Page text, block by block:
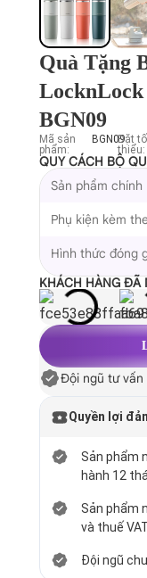
Quà Tặng
LocknLock
BGN09
Mã sản
phẩm:
BGN09Đặt
thiểu:
QUY CÁCH BỘ
Sản phẩm chính
Phụ kiện kèm
Hình thức đóng
KHÁCH HÀNG ĐÃ
Đội ngũ tư vấn
Quyền lợi
Sản phẩm
hành 12
Sản phẩm
và thuế
Đội ngũ